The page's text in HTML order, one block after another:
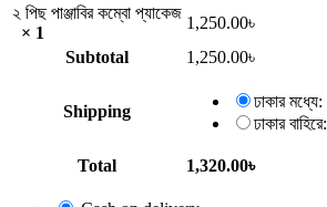
২ পিছ পাঞ্জাবির কম্বো প্যাকেজ
× 1
1,250.00৳
Subtotal
1,250.00৳
Shipping
ঢাকার মধ্যে:
ঢাকার বাহিরে:
Total 1,320.00৳